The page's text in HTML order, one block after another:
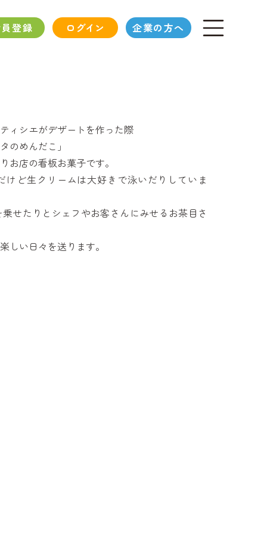
登録 ログイン 企業の方へ
ィシエがデザートを作った際
のめんだこ」
お店の看板お菓子です。
ど生クリームは大好きで泳いだりしていま
せたりとシェフやお客さんにみせるお茶目さ
しい日々を送ります。